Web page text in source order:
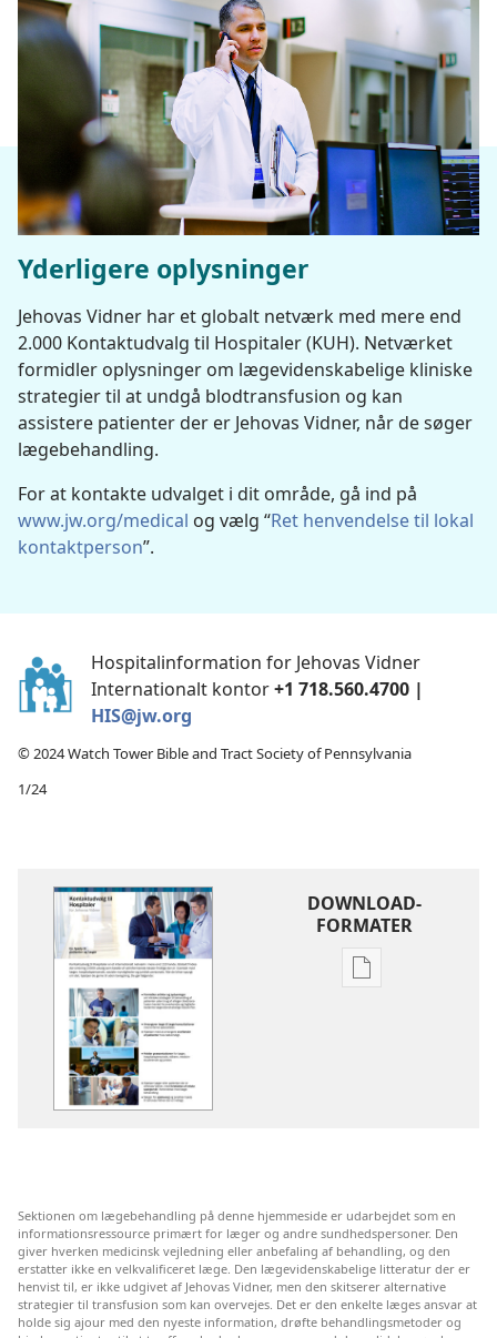
Yderligere oplysninger
Jehovas Vidner har et globalt netværk med mere end
2.000 Kontaktudvalg til Hospitaler (KUH). Netværket
formidler oplysninger om lægevidenskabelige kliniske
strategier til at undgå blodtransfusion og kan
assistere patienter der er Jehovas Vidner, når de søger
lægebehandling.
For at kontakte udvalget i dit område, gå ind på
www.jw.org/medical og vælg “Ret henvendelse til lokal
kontaktperson”.
Hospitalinformation for Jehovas Vidner
Internationalt kontor+1 718.560.4700 |
HIS@jw.org
© 2024 Watch Tower Bible and Tract Society of Pennsylvania
1/24
DOWNLOAD-
FORMATER
Indstillinger
Jehovas
Vidner
Sektionen om lægebehandling på denne hjemmeside er udarbejdet som en
informationsressource primært for læger og andre sundhedspersoner. Den
giver hverken medicinsk vejledning eller anbefaling af behandling, og den
erstatter ikke en velkvalificeret læge. Den lægevidenskabelige litteratur der er
henvist til, er ikke udgivet af Jehovas Vidner, men den skitserer alternative
strategier til transfusion som kan overvejes. Det er den enkelte læges ansvar at
holde sig ajour med den nyeste information, drøfte behandlingsmetoder og